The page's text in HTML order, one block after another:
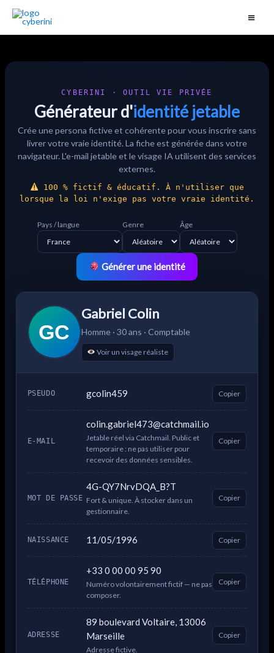
CYBERINI · OUTIL VIE PRIVÉE
Générateur d'identité jetable
Crée une persona fictive et cohérente pour vous inscrire sans
livrer votre vraie identité. La fiche est générée dans votre
navigateur. L'e-mail jetable et le visage IA utilisent des services
externes.
100 % fictif & éducatif. À n'utiliser que
lorsque la loi n'exige pas votre vraie identité.
Pays / langue Genre Âge
Générer une identité
GC
Gabriel Colin
Homme · 30 ans · Comptable
Voir un visage réaliste
PSEUDO gcolin459 Copier
E-MAIL
colin.gabriel473@catchmail.io
Jetable réel via Catchmail. Public et
temporaire : ne pas utiliser pour
recevoir des données sensibles.
Copier
MOT DE PASSE
4G-QY7NrvDQA_B?T
Fort & unique. À stocker dans un
gestionnaire.
Copier
NAISSANCE 11/05/1996 Copier
TÉLÉPHONE
+33 0 00 00 95 90
Numéro volontairement fictif — ne pas
composer.
Copier
ADRESSE
89 boulevard Voltaire, 13006
Marseille
Adresse fictive.
Copier